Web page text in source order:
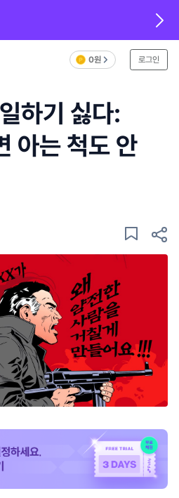
0원 로그인
하기 싫다:
아는 척도 안